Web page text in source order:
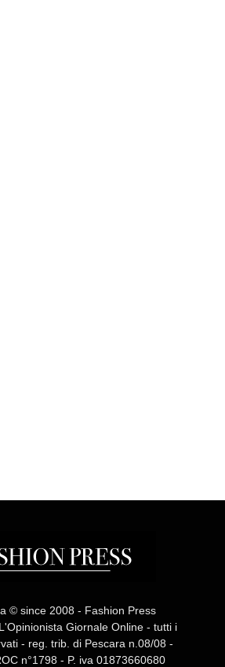
© since 2008 - Fashion Press
Giornale Online - tutti i
- reg. trib. di Pescara n.08/08 -
n°1798 - P. iva 01873660680